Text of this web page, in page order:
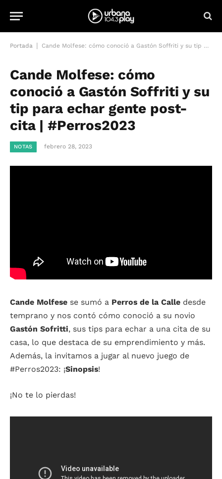
Portada Cande Molfese: cómo conoció a Gastón Soffriti y su tip para echar gente post-cita | #Perros2023
Cande Molfese: cómo
conoció a Gastón Soffriti y su
tip para echar gente post-
cita | #Perros2023
NOTAS febrero 28, 2023
Cande Molfese se sumó a Perros de la Calle desde
temprano y nos contó cómo conoció a su novio
Gastón Sofritti, sus tips para echar a una cita de su
casa, lo que destaca de su emprendimiento y más.
Además, la invitamos a jugar al nuevo juego de
#Perros2023: ¡Sinopsis!
¡No te lo pierdas!